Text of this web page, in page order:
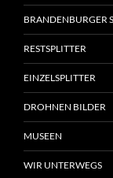
BRANDENBURGER
RESTSPLITTER
EINZELSPLITTER
DROHNEN BILDER
MUSEEN
WIR UNTERWEGS